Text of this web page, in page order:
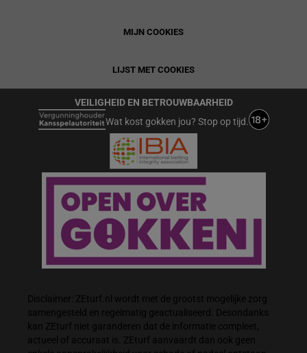
MIJN COOKIES
LIJST MET COOKIES
VEILIGHEID EN BETROUWBAARHEID
Wat kost gokken jou? Stop op tijd.
Disclaimer: ZEturf.nl wordt met de grootst mogelijke zorg
samengesteld en regelmatig geactualiseerd. Desondanks
kan ZEturf niet garanderen dat de informatie compleet,
actueel of accuraat is. ZEturf aanvaardt dan ook geen